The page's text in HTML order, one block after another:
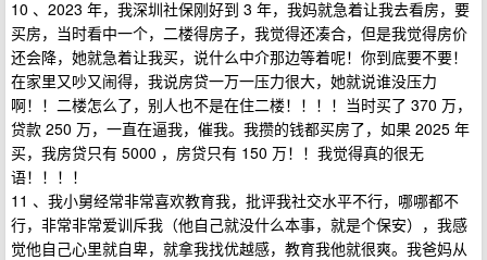
10 、2023 年，我深圳社保刚好到 3 年，我妈就急着让我去看房，要
买房，当时看中一个，二楼得房子，我觉得还凑合，但是我觉得房价
还会降，她就急着让我买，说什么中介那边等着呢！你到底要不要！
在家里又吵又闹得，我说房贷一万一压力很大，她就说谁没压力
啊！！二楼怎么了，别人也不是在住二楼！！！！当时买了 370 万，
贷款 250 万，一直在逼我，催我。我攒的钱都买房了，如果 2025 年
买，我房贷只有 5000 ，房贷只有 150 万！！我觉得真的很无
语！！！！
11 、我小舅经常非常喜欢教育我，批评我社交水平不行，哪哪都不
行，非常非常爱训斥我（他自己就没什么本事，就是个保安），我感
觉他自己心里就自卑，就拿我找优越感，教育我他就很爽。我爸妈从